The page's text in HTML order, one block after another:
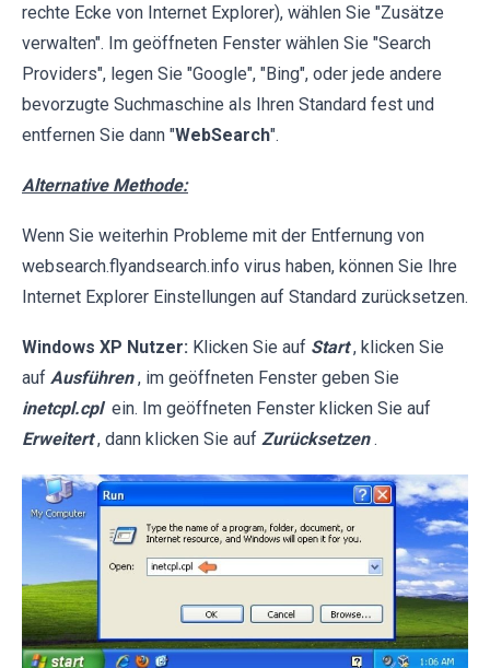
rechte Ecke von Internet Explorer), wählen Sie "Zusätze
verwalten". Im geöffneten Fenster wählen Sie "Search
Providers", legen Sie "Google", "Bing", oder jede andere
bevorzugte Suchmaschine als Ihren Standard fest und
entfernen Sie dann "WebSearch".
Alternative Methode:
Wenn Sie weiterhin Probleme mit der Entfernung von
websearch.flyandsearch.info virus haben, können Sie Ihre
Internet Explorer Einstellungen auf Standard zurücksetzen.
Windows XP Nutzer: Klicken Sie auf Start , klicken Sie
auf Ausführen , im geöffneten Fenster geben Sie
inetcpl.cpl ein. Im geöffneten Fenster klicken Sie auf
Erweitert , dann klicken Sie auf Zurücksetzen .